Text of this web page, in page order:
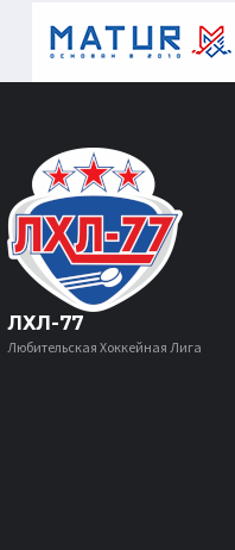
ЛХЛ-77
Любительская Хоккейная Лига